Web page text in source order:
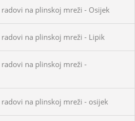
na plinskoj mreži - Osijek
na plinskoj mreži - Lipik
na plinskoj mreži -
na plinskoj mreži - osijek